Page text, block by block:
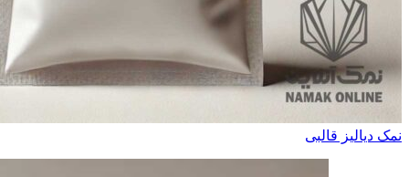
نمک دیالیز قالبی